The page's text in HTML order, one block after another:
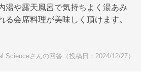
湯や露天風呂で気持ちよく湯あみ
会席料理が美味しく頂けます。
Scienceさんの回答（投稿日：2024/12/27）